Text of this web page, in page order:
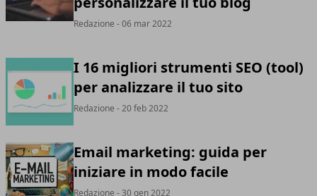
Redazione - 06 mar 2022
I 16 migliori strumenti SEO (tool)
per analizzare il tuo sito
Redazione - 20 feb 2022
Email marketing: guida per
iniziare in modo facile
Redazione - 30 gen 2022